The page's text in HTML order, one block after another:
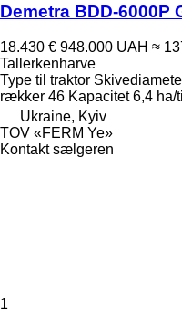
Demetra BDD-6000P
18.430 € 948.000 UAH ≈
Tallerkenharve
Type til traktor
rækker 46 Kapacitet 6,4 ha/
Ukraine, Kyiv
TOV «FERM Ye»
Kontakt sælgeren
1